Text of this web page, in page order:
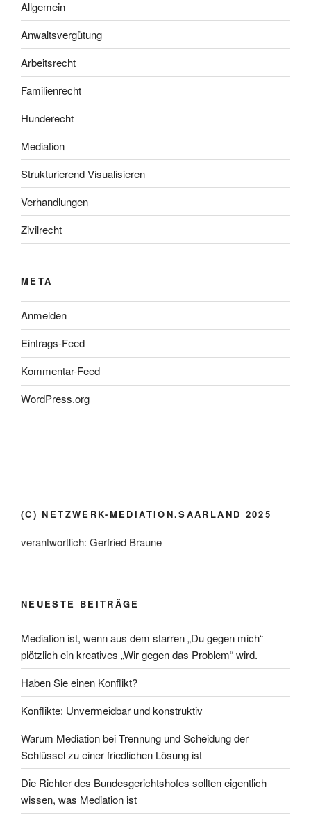
Allgemein
Anwaltsvergütung
Arbeitsrecht
Familienrecht
Hunderecht
Mediation
Strukturierend Visualisieren
Verhandlungen
Zivilrecht
META
Anmelden
Eintrags-Feed
Kommentar-Feed
WordPress.org
(C) NETZWERK-MEDIATION.SAARLAND 2025
verantwortlich: Gerfried Braune
NEUESTE BEITRÄGE
Mediation ist, wenn aus dem starren „Du gegen mich“
plötzlich ein kreatives „Wir gegen das Problem“ wird.
Haben Sie einen Konflikt?
Konflikte: Unvermeidbar und konstruktiv
Warum Mediation bei Trennung und Scheidung der
Schlüssel zu einer friedlichen Lösung ist
Die Richter des Bundesgerichtshofes sollten eigentlich
wissen, was Mediation ist